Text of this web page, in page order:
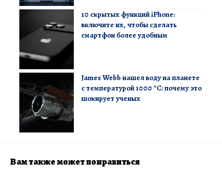
10 скрытых функций iPhone:
включите их, чтобы сделать
смартфон более удобным
James Webb нашел воду на планете
с температурой 1000 °C: почему это
шокирует ученых
Вам также может понравиться